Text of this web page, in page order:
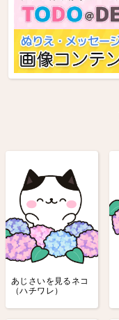
あじさいを見るネコ
（ハチワレ）